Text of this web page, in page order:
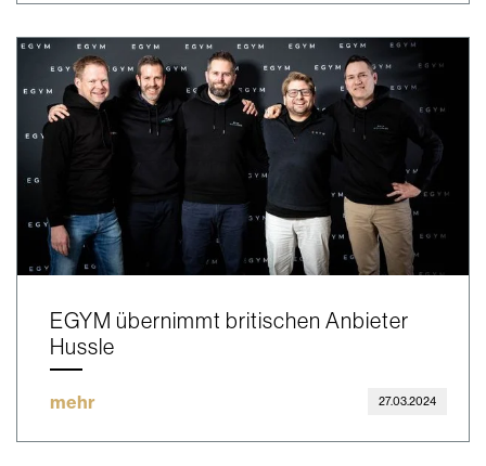
EGYM übernimmt britischen Anbieter
Hussle
mehr 27.03.2024